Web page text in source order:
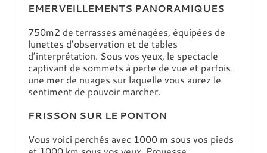
EMERVEILLEMENTS PANORAMIQUES
750m2 de terrasses aménagées, équipées de
lunettes d’observation et de tables
d’interprétation. Sous vos yeux, le spectacle
captivant de sommets à perte de vue et parfois
une mer de nuages sur laquelle vous aurez le
sentiment de pouvoir marcher.
FRISSON SUR LE PONTON
Vous voici perchés avec 1000 m sous vos pieds